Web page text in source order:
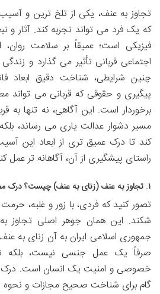
تجاوز به عنف، یکی از تلخ ترین و
که یک فرد می تواند تجربه کند. آثار و
فیزیکی است؛ عمیقاً بر سلامت روان،
اجتماعی قربانی تأثیر می گذارد و
چنین شرایطی، شناخت دقیق ابعاد
پیگیری و حقوقی که قربانی می تواند
برخوردار است. این آگاهی، نه تنها به
مسیر دشوار عدالت یاری می رساند،
کند تا درک عمیق تری از ابعاد این
راستای پیشگیری از آن، آگاهانه تر عمل
۱. تجاوز به عنف (زنای به عنف) چیست؟ درک مفهوم و ابعاد آن
تصور کنید که فردی، با زور و غلبه،
شکند. این همان جوهر اصلی تجاوز
جمهوری اسلامی ایران به آن زنای به
صرفاً یک عمل جنسی نیست، بلکه
خصوصی و امنیت یک انسان است. درک
گام برای شناخت صحیح مجازات و